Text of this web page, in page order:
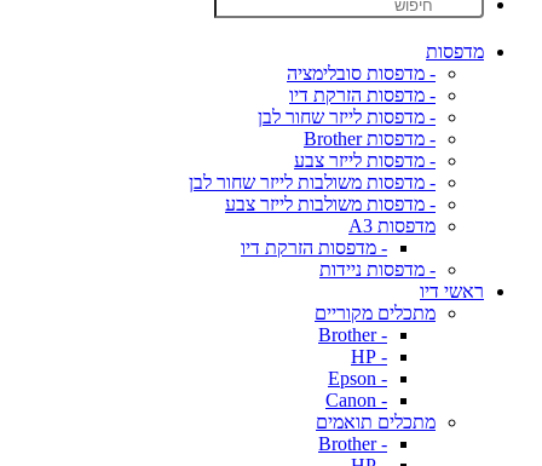
מדפסות
- מדפסות סובלימציה
- מדפסות הזרקת דיו
- מדפסות לייזר שחור לבן
- מדפסות Brother
- מדפסות לייזר צבע
- מדפסות משולבות לייזר שחור לבן
- מדפסות משולבות לייזר צבע
מדפסות A3
- מדפסות הזרקת דיו
- מדפסות ניידות
ראשי דיו
מתכלים מקוריים
- Brother
- HP
- Epson
- Canon
מתכלים תואמים
- Brother